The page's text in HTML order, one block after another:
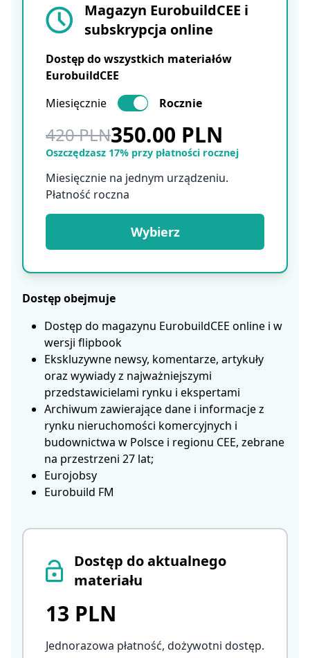
Dostęp do aktualnego
materiału
13 PLN
Jednorazowa płatność, dożywotni dostęp.
Magazyn EurobuildCEE i
subskrypcja online
Dostęp do wszystkich materiałów
EurobuildCEE
Miesięcznie
Rocznie
420 PLN350.00 PLN
Oszczędzasz 17% przy płatności rocznej
Miesięcznie na jednym urządzeniu.
Płatność roczna
Wybierz
Dostęp obejmuje
Dostęp do magazynu EurobuildCEE online i w
wersji flipbook
Ekskluzywne newsy, komentarze, artykuły
oraz wywiady z najważniejszymi
przedstawicielami rynku i ekspertami
Archiwum zawierające dane i informacje z
rynku nieruchomości komercyjnych i
budownictwa w Polsce i regionu CEE, zebrane
na przestrzeni 27 lat;
Eurojobsy
Eurobuild FM